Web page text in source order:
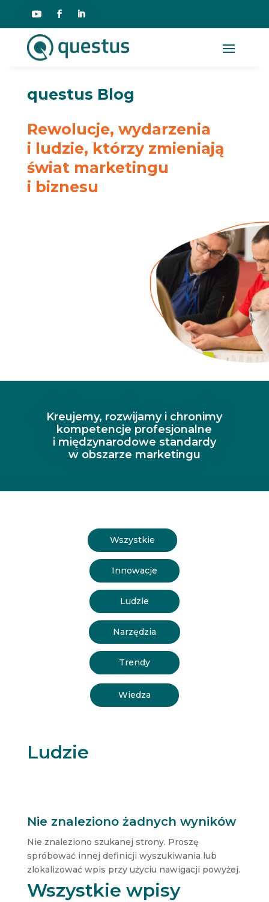
questus Blog
Rewolucje, wydarzenia
i ludzie, którzy zmieniają
świat marketingu
i biznesu
Kreujemy, rozwijamy i chronimy
kompetencje profesjonalne
i międzynarodowe standardy
w obszarze marketingu
Wszystkie
Innowacje
Ludzie
Narzędzia
Trendy
Wiedza
Ludzie
Nie znaleziono żadnych wyników
Nie znaleziono szukanej strony. Proszę
spróbować innej definicji wyszukiwania lub
zlokalizować wpis przy użyciu nawigacji powyżej.
Wszystkie wpisy